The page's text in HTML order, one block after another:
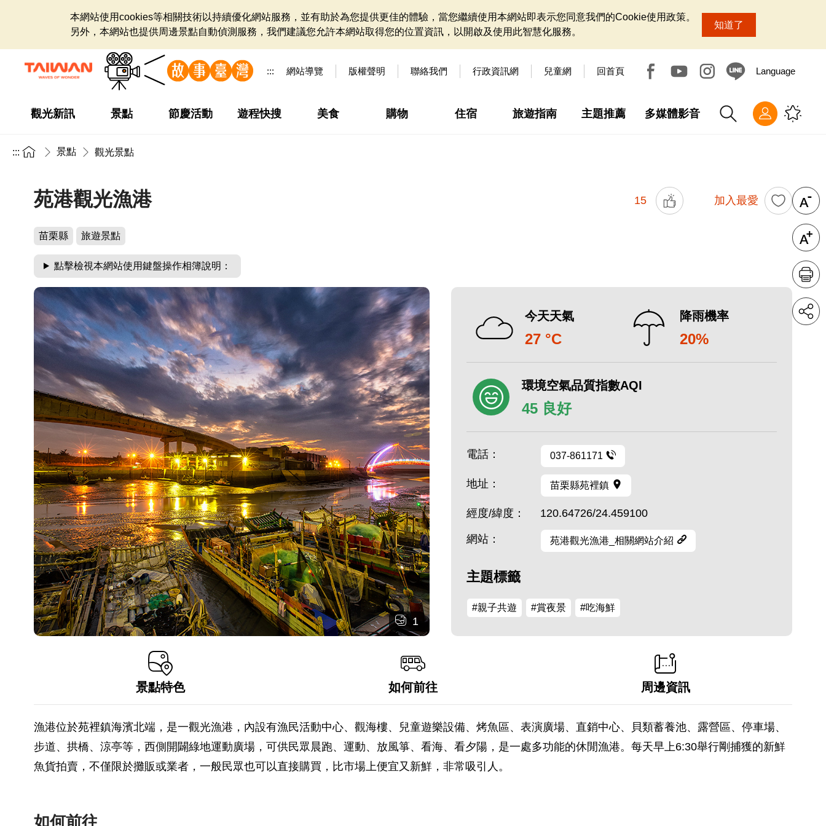
本網站使用cookies等相關技術以持續優化網站服務，並有助於為您提供更佳的體驗，當您繼續使用本網站即表示您同意我們的Cookie使用政策。
另外，本網站也提供周邊景點自動偵測服務，我們建議您允許本網站取得您的位置資訊，以開啟及使用此智慧化服務。
知道了
::: 網站導覽 版權聲明 聯絡我們 行政資訊網 兒童網 回首頁 Language
觀光新訊 景點 節慶活動 遊程快搜 美食 購物 住宿 旅遊指南 主題推薦 多媒體影音
::: 景點 觀光景點
苑港觀光漁港 15 加入最愛
苗栗縣 旅遊景點
點擊檢視本網站使用鍵盤操作相簿說明：
1
今天天氣
27 °C
降雨機率
20%
環境空氣品質指數AQI
45 良好
電話： 037-861171
地址： 苗栗縣苑裡鎮
經度/緯度： 120.64726/24.459100
網站： 苑港觀光漁港_相關網站介紹
主題標籤
#親子共遊 #賞夜景 #吃海鮮
景點特色 如何前往 周邊資訊
漁港位於苑裡鎮海濱北端，是一觀光漁港，內設有漁民活動中心、觀海樓、兒童遊樂設備、烤魚區、表演廣場、直銷中心、貝類蓄養池、露營區、停車場、
步道、拱橋、涼亭等，西側開闢綠地運動廣場，可供民眾晨跑、運動、放風箏、看海、看夕陽，是一處多功能的休閒漁港。每天早上6:30舉行剛捕獲的新鮮
魚貨拍賣，不僅限於攤販或業者，一般民眾也可以直接購買，比市場上便宜又新鮮，非常吸引人。
如何前往